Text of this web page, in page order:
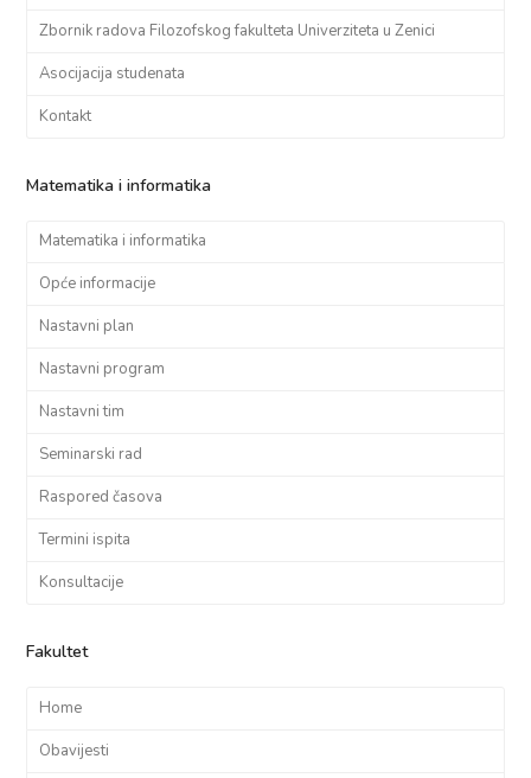
Zbornik radova Filozofskog fakulteta Univerziteta u Zenici
Asocijacija studenata
Kontakt
Matematika i informatika
Matematika i informatika
Opće informacije
Nastavni plan
Nastavni program
Nastavni tim
Seminarski rad
Raspored časova
Termini ispita
Konsultacije
Fakultet
Home
Obavijesti